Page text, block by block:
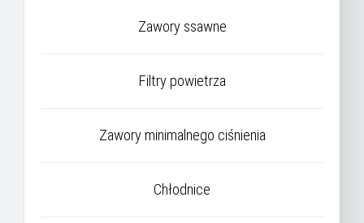
Zawory ssawne
Filtry powietrza
Zawory minimalnego ciśnienia
Chłodnice